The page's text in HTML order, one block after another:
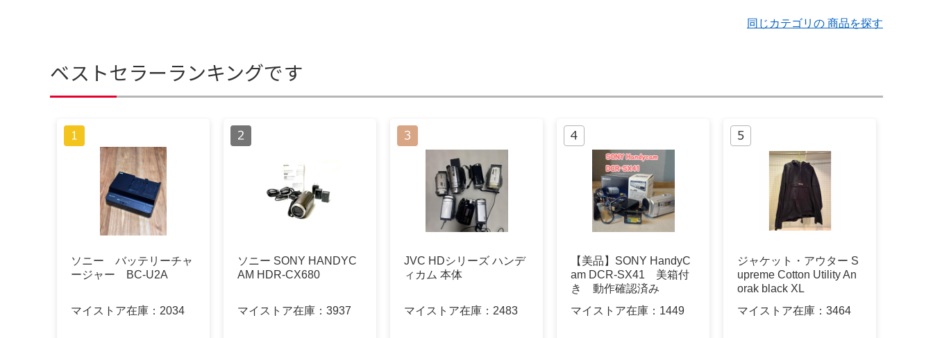
同じカテゴリの 商品を探す
ベストセラーランキングです
ソニー バッテリーチャ
ージャー BC-U2A
マイストア在庫： 2034
ソニー SONY HANDYC
AM HDR-CX680
マイストア在庫： 3937
JVC HDシリーズ ハンデ
ィカム 本体
マイストア在庫： 2483
【美品】SONY HandyC
am DCR-SX41 美箱付
き 動作確認済み
マイストア在庫： 1449
ジャケット・アウター S
upreme Cotton Utility An
orak black XL
マイストア在庫： 3464